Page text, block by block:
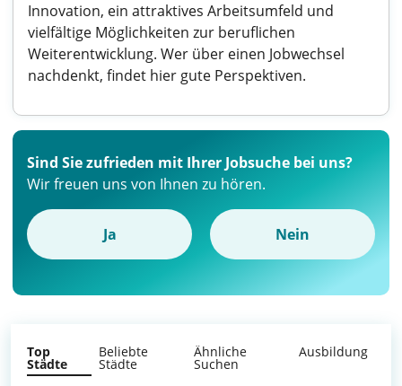
Innovation, ein attraktives Arbeitsumfeld und
vielfältige Möglichkeiten zur beruflichen
Weiterentwicklung. Wer über einen Jobwechsel
nachdenkt, findet hier gute Perspektiven.
Sind Sie zufrieden mit Ihrer Jobsuche bei uns?
Wir freuen uns von Ihnen zu hören.
Ja Nein
Top
Städte
Beliebte
Städte
Ähnliche
Suchen
Ausbildung